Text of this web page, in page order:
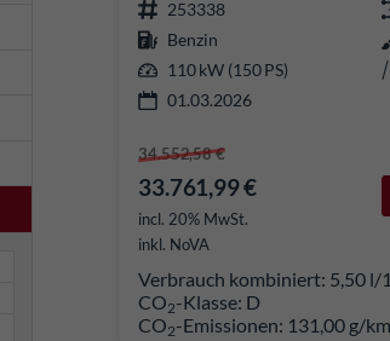
253338
Benzin
110 kW (150 PS)
01.03.2026
34.552,58 €
33.761,99 €
incl. 20% MwSt.
inkl. NoVA
Verbrauch kombiniert: 5,50 l/
CO2-Klasse: D
CO2-Emissionen: 131,00 g/km